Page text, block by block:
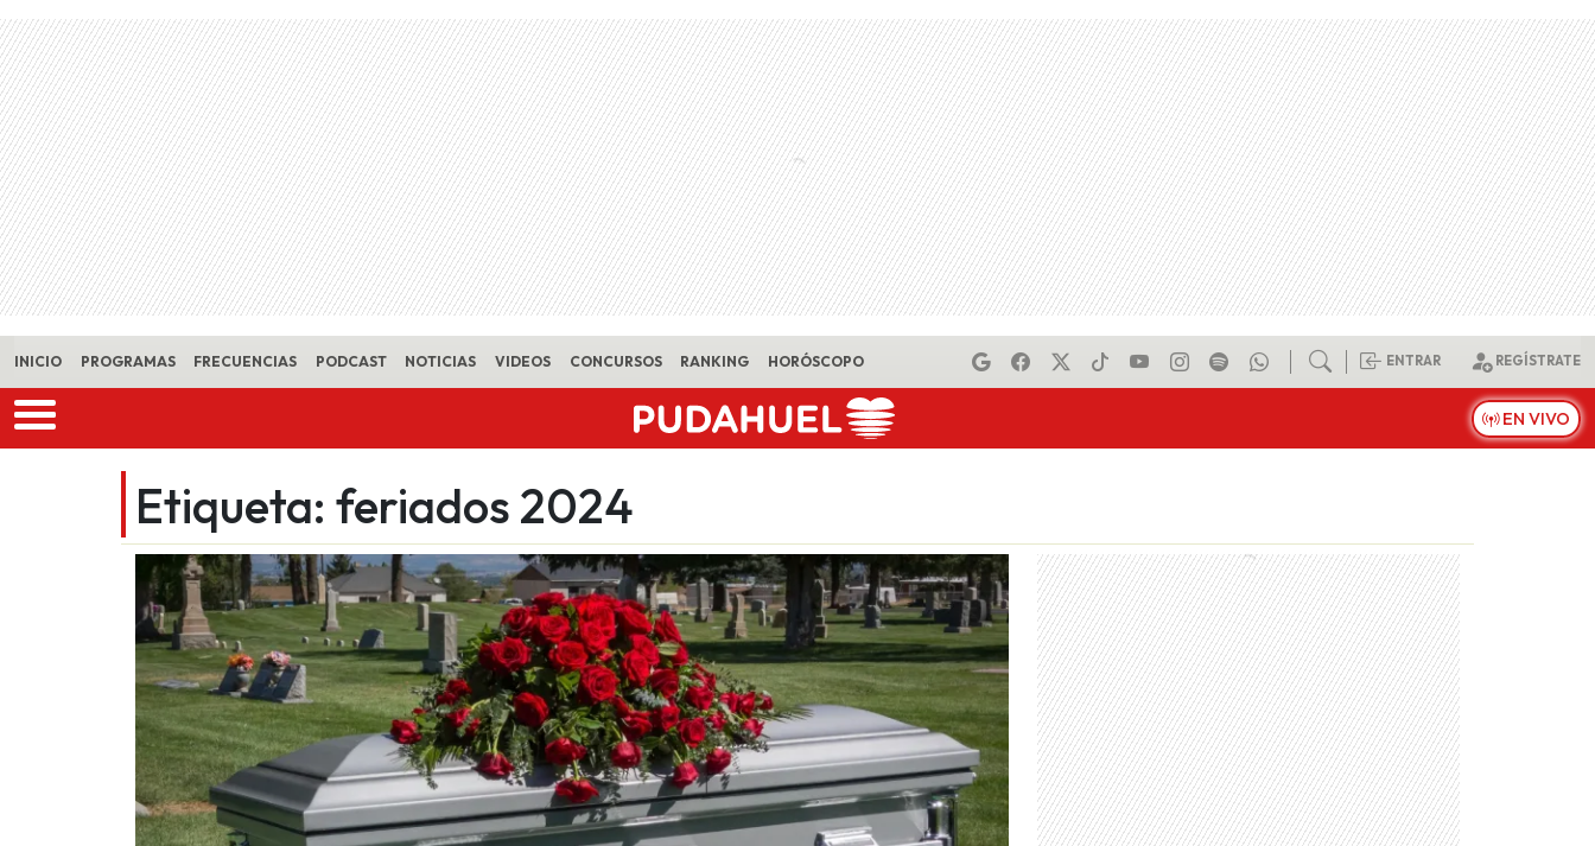
Skip to main content
INICIO PROGRAMAS FRECUENCIAS PODCAST NOTICIAS VIDEOS CONCURSOS RANKING HORÓSCOPO ENTRAR REGÍSTRATE
EN VIVO
Etiqueta: feriados 2024